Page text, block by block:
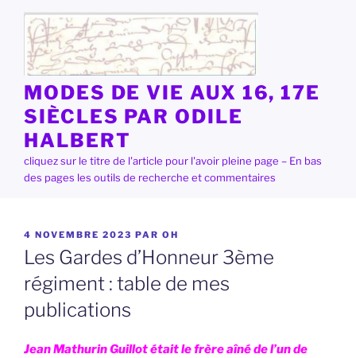
contenu
principal
MODES DE VIE AUX 16, 17E
SIÈCLES PAR ODILE
HALBERT
cliquez sur le titre de l'article pour l'avoir pleine page – En bas
des pages les outils de recherche et commentaires
PUBLIÉ
LE
4 NOVEMBRE 2023 PAR OH
Les Gardes d’Honneur 3ème
régiment : table de mes
publications
Jean Mathurin Guillot était le frère aîné de l’un de